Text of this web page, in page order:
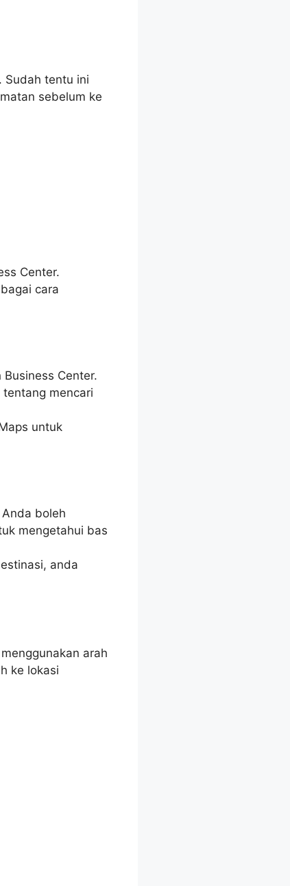
Sudah tentu ini
sebelum ke
Center.
cara
Center.
mencari
untuk
boleh
mengetahui bas
anda
arah
ke lokasi